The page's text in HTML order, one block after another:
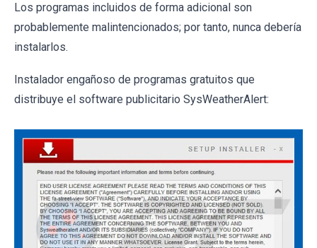
Los programas incluidos de forma adicional son
probablemente malintencionados; por tanto, nunca debería
instalarlos.
Instalador engañoso de programas gratuitos que
distribuye el software publicitario SysWeatherAlert: